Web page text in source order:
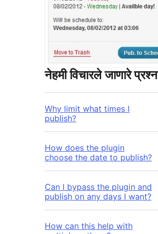
नेहमी विचारले जाणारे प्रश्न
Why limit what times I
publish?
How does the plugin
choose the date to publish?
Can I bypass the plugin and
publish on any days I want?
How can this help with